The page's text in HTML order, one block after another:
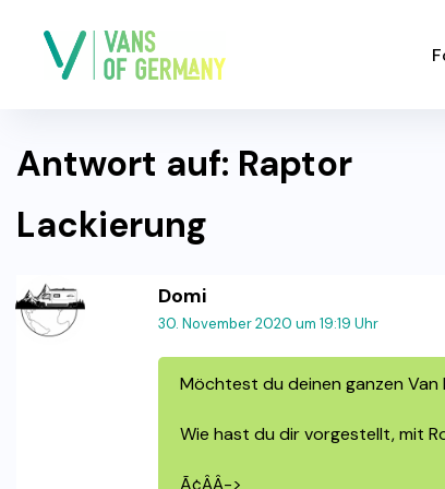
Antwort auf: Raptor
Lackierung
Domi
30. November 2020 um 19:19 Uhr
Möchtest du deinen ganzen Van
Wie hast du dir vorgestellt, mit
Ã¢ÂÂ->